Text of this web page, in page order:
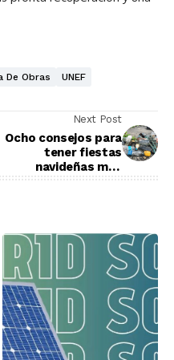
De Obras UNEF
Next Post
Ocho consejos para
tener fiestas
navideñas más